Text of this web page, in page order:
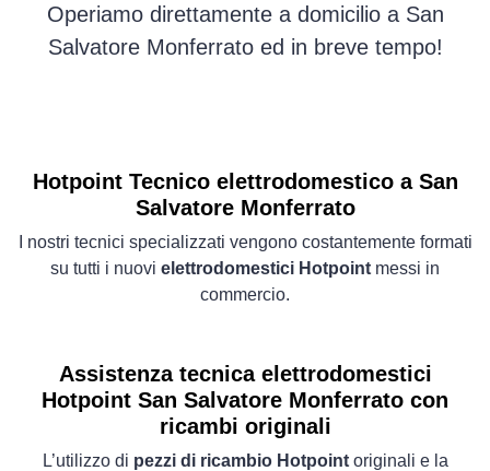
Operiamo direttamente a domicilio a San
Salvatore Monferrato ed in breve tempo!
Hotpoint Tecnico elettrodomestico a San
Salvatore Monferrato
I nostri tecnici specializzati vengono costantemente formati
su tutti i nuovi elettrodomestici Hotpoint messi in
commercio.
Assistenza tecnica elettrodomestici
Hotpoint San Salvatore Monferrato con
ricambi originali
L’utilizzo di pezzi di ricambio Hotpointoriginali e la